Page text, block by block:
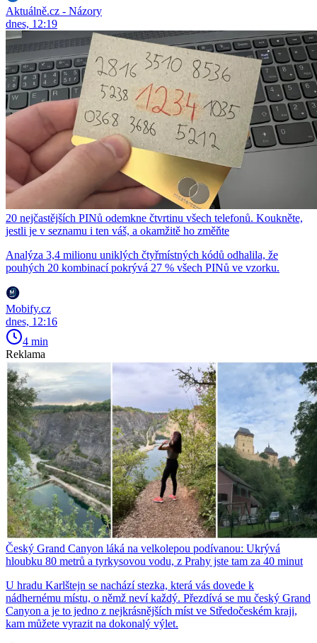
Aktuálně.cz - Názory
dnes, 12:19
20 nejčastějších PINů odemkne čtvrtinu všech telefonů. Koukněte,
jestli je v seznamu i ten váš, a okamžitě ho změňte
Analýza 3,4 milionu uniklých čtyřmístných kódů odhalila, že
pouhých 20 kombinací pokrývá 27 % všech PINů ve vzorku.
Mobify.cz
dnes, 12:16
4 min
Reklama
Český Grand Canyon láká na velkolepou podívanou: Ukrývá
hloubku 80 metrů a tyrkysovou vodu, z Prahy jste tam za 40 minut
U hradu Karlštejn se nachází stezka, která vás dovede k
nádhernému místu, o němž neví každý. Přezdívá se mu český Grand
Canyon a je to jedno z nejkrásnějších míst ve Středočeském kraji,
kam můžete vyrazit na dokonalý výlet.